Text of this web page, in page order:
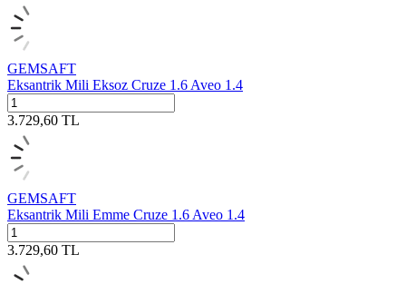
GEMSAFT
Eksantrik Mili Eksoz Cruze 1.6 Aveo 1.4
3.729,60 TL
GEMSAFT
Eksantrik Mili Emme Cruze 1.6 Aveo 1.4
3.729,60 TL